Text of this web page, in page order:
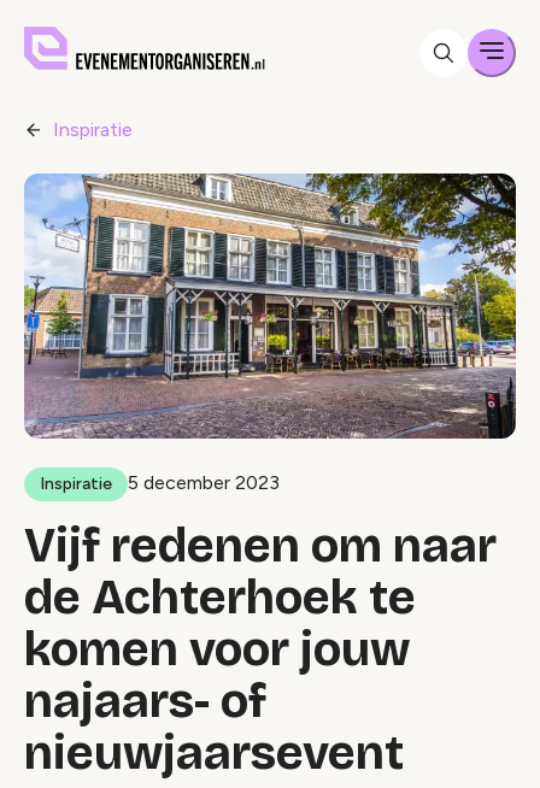
Inspiratie
Inspiratie 5 december 2023
Vijf redenen om naar
de Achterhoek te
komen voor jouw
najaars- of
nieuwjaarsevent